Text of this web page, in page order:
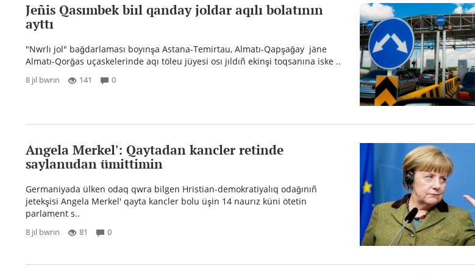
Jeñis Qasımbek biıl qanday joldar aqılı bolatının
ayttı
"Nwrlı jol" bağdarlaması boyınşa Astana-Temirtau, Almatı-Qapşağay jäne
Almatı-Qorğas uçaskelerinde aqı töleu jüyesi osı jıldıñ ekinşi toqsanına iske ..
8 jıl bwrın 141 0
Angela Merkel': Qaytadan kancler retinde
saylanudan ümittimin
Germaniyada ülken odaq qwra bilgen Hristian-demokratiyalıq odağınıñ
jetekşisi Angela Merkel' qayta kancler bolu üşin 14 naurız küni ötetin
parlament s..
8 jıl bwrın 81 0